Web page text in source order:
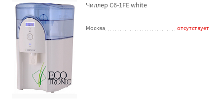
Чиллер C6-1FE white
Москва отсутствует